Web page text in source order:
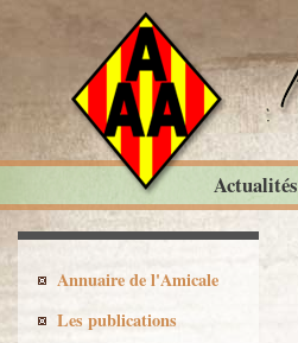
Actualités
Annuaire de l'Amicale
Les publications